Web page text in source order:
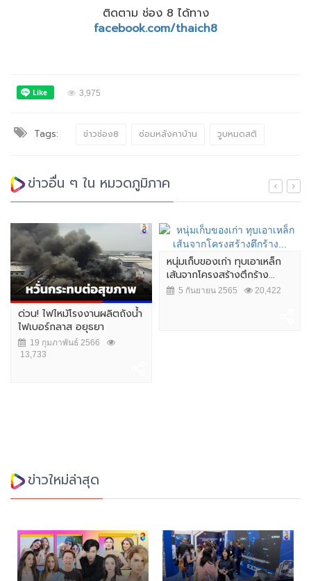
ติดตาม ช่อง 8 ได้ทาง
facebook.com/thaich8
3,975
Tags: ข่าวช่อง8 ซ่อมหลังคาบ้าน วูบหมดสติ
ข่าวอื่น ๆ ใน หมวดภูมิภาค
ด่วน! ไฟไหม้โรงงานผลิตถังน้ำ
ไฟเบอร์กลาส อยุธยา
19 กุมภาพันธ์ 2566
13,733
หนุ่มเก็บของเก่า ทุบเอาเหล็ก
เส้นจากโครงสร้างตึกร้าง...
5 กันยายน 2565 20,422
ข่าวใหม่ล่าสุด